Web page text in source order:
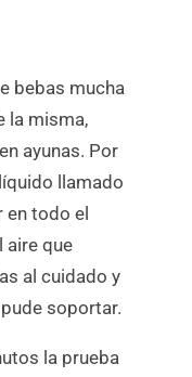
bebas mucha
la misma,
ayunas. Por
llamado
todo el
aire que
al cuidado y
soportar.
la prueba